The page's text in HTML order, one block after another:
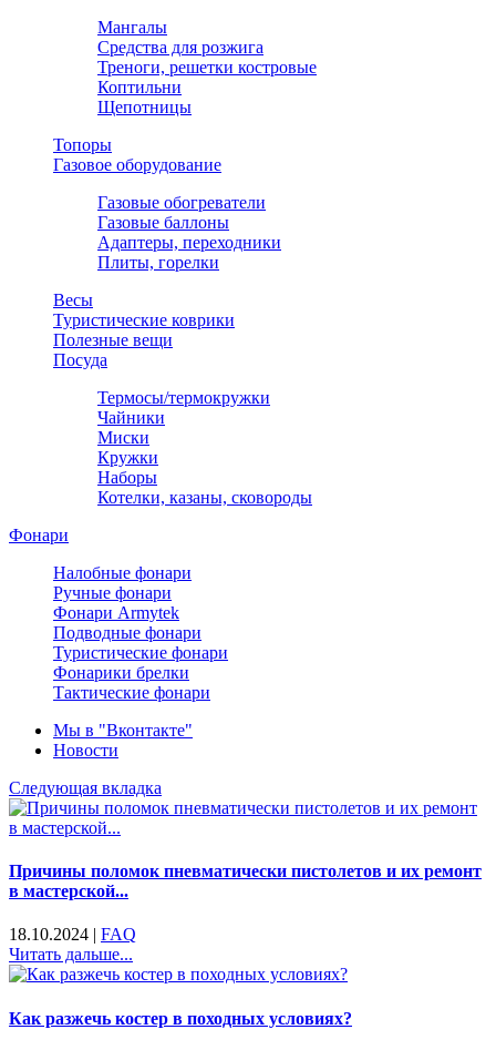
Мангалы
Средства для розжига
Треноги, решетки костровые
Коптильни
Щепотницы
Топоры
Газовое оборудование
Газовые обогреватели
Газовые баллоны
Адаптеры, переходники
Плиты, горелки
Весы
Туристические коврики
Полезные вещи
Посуда
Термосы/термокружки
Чайники
Миски
Кружки
Наборы
Котелки, казаны, сковороды
Фонари
Налобные фонари
Ручные фонари
Фонари Armytek
Подводные фонари
Туристические фонари
Фонарики брелки
Тактические фонари
Мы в "Вконтакте"
Новости
Следующая вкладка
Причины поломок пневматически пистолетов и их ремонт
в мастерской...
18.10.2024 | FAQ
Читать дальше...
Как разжечь костер в походных условиях?